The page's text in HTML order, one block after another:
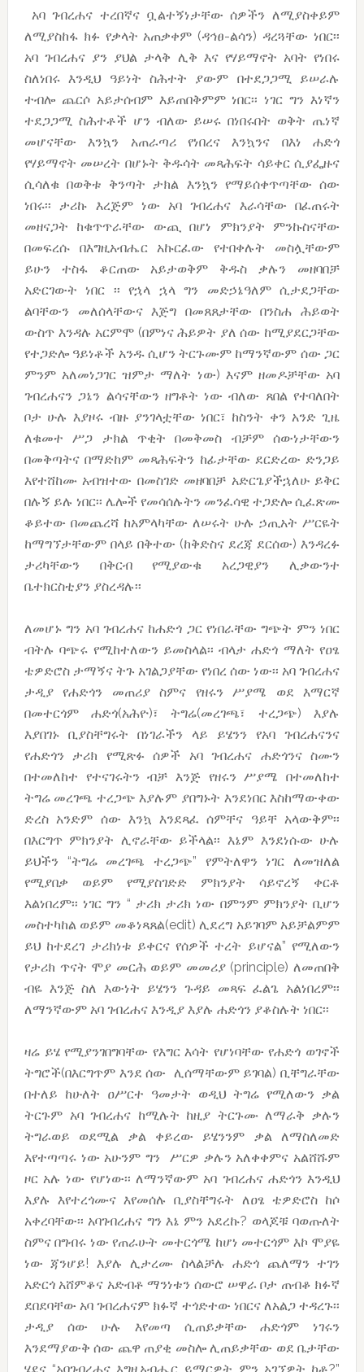
አባ ገብረሐና ተረበኛና ቧልተኝነታቸው ሰዎችን ለሚያስቀይም
ለሚያስከፋ ክፉ የቃላት አጠቃቀም (ዳኅፀ-ልሳን) ዳረጓቸው ነበር፡፡
አባ ገብረሐና ያን ያህል ታላቅ ሊቅ እና የሃይማኖት አባት የነበሩ
ስለነበሩ እንዲህ ዓይነት ስሕተት ያውም በተደጋጋሚ ይሠራሉ
ተብሎ ጨርሶ አይታሰብም እይጠበቅምም ነበር፡፡ ነገር ግን እነኛን
ተደጋጋሚ ስሕተቶች ሆን ብለው ይሠሩ በነበሩበት ወቅት ጤነኛ
መሆናቸው እንኳን አጠራጣሪ የነበረና እንኳንና በእነ ሐድጎ
የሃይማኖት መሠረት በሆኑት ቅዱሳት መጻሕፍት ሳይቀር ሲያፌዙና
ሲሳለቁ በወቅቱ ቅንጣት ታክል እንኳን የማይሰቀጥጣቸው ሰው
ነበሩ፡፡ ታሪኩ እረጅም ነው አባ ገብረሐና እራሳቸው በፈጠሩት
መዘናጋት ከቁጥጥራቸው ውጪ በሆነ ምክንያት ምንኩስናቸው
በመፍረሱ በእግዚአብሔር አኩርፈው የተበቀሉት መስሏቸውም
ይሁን ተስፋ ቆርጠው አይታወቅም ቅዱስ ቃሉን መዘባበቻ
አድርገውት ነበር ፡፡ የኋላ ኋላ ግን መድኃኔዓለም ሲታደጋቸው
ልባቸውን መለሰላቸውና እጅግ በመጸጸታቸው በንስሐ ሕይወት
ውስጥ እንዳሉ አርምሞ (በምነና ሕይዎት ያለ ሰው ከሚያደርጋቸው
የተጋድሎ ዓይነቶች አንዱ ሲሆን ትርጉሙም ከማንኛውም ሰው ጋር
ምንም አለመነጋገር ዝምታ ማለት ነው) እናም ዘመዶቻቸው አባ
ገብረሐናን ጋኔን ልሳናቸውን ዘግቶት ነው ብለው ጸበል የተባለበት
ቦታ ሁሉ እያዞሩ ብዙ ያንገላቷቸው ነበር፣ ከስንት ቀን አንድ ጊዜ
ለቁመተ ሥጋ ታክል ጥቂት በመቅመስ ብቻም ሰውነታቸውን
በመቅጣትና በማድከም መጻሕፍትን ከፊታቸው ደርድረው ድንጋይ
እየተሸከሙ አብዝተው በመስገድ መዘባበቻ አድርጌያችኋለሁ ይቅር
በሉኝ ይሉ ነበር፡፡ ሌሎች የመሳሰሉትን መንፈሳዊ ተጋድሎ ሲፈጽሙ
ቆይተው በመጨረሻ ከአምላካቸው ለሠሩት ሁሉ ኃጢአት ሥርዬት
ከማግኘታቸውም በላይ በቅተው (ከቅድስና ደረጃ ደርሰው) እንዳረፉ
ታሪካቸውን በቅርብ የሚያውቁ አረጋዊያን ሊቃውንተ
ቤተክርስቲያን ያስረዳሉ፡፡
ለመሆኑ ግን አባ ገብረሐና ከሐድጎ ጋር የነበራቸው ግጭት ምን ነበር
ብትሉ ባጭሩ የሚከተለውን ይመስላል፡፡ ብላታ ሐድጎ ማለት የዐፄ
ቴዎድሮስ ታማኝና ትጉ አገልጋያቸው የነበረ ሰው ነው፡፡ አባ ገብረሐና
ታዲያ የሐድጎን መጠሪያ ስምና የዘሩን ሥያሜ ወደ እማርኛ
በመተርጎም ሐድጎ(አሕዮ)፣ ትግሬ(መረገጫ፣ ተረጋጭ) እያሉ
እያበገኑ ቢያስቸግሩት በነገራችን ላይ ይሄንን የአባ ገብረሐናንና
የሐድጎን ታሪክ የሚጽፉ ሰዎች አባ ገብረሐና ሐድጎንና ስሙን
በተመለከተ የተናገሩትን ብቻ እንጅ የዘሩን ሥያሜ በተመለከተ
ትግሬ መረገጫ ተረጋጭ እያሉም ያበግኑት እንደነበር እስከማውቀው
ድረስ አንድም ሰው እንኳ እንደጻፈ ሰምቸና ዓይቸ አላውቅም፡፡
በእርግጥ ምክንያት ሊኖራቸው ይችላል፡፡ እኔም እንደነሱው ሁሉ
ይህችን “ትግሬ መረገጫ ተረጋጭ” የምትለዋን ነገር ለመዝለል
የሚያበቃ ወይም የሚያስገድድ ምክንያት ሳይኖረኝ ቀርቶ
እልነበረም፡፡ ነገር ግን “ ታሪክ ታሪክ ነው በምንም ምክንያት ቢሆን
መስተካከል ወይም መቆነጻጸል(edit) ሊደረግ አይገባም አይቻልምም
ይህ ከተደረገ ታሪክነቱ ይቀርና የሰዎች ተረት ይሆናል” የሚለውን
የታሪክ ጥናት ሞያ መርሕ ወይም መመሪያ (principle) ለመጠበቅ
ብዬ እንጅ ስለ እውነት ይሄንን ጉዳይ መጻፍ ፈልጌ አልነበረም፡፡
ለማንኛውም አባ ገብረሐና እንዲያ እያሉ ሐድጎን ያቆስሉት ነበር፡፡
ዛሬ ይሄ የሚያንገበግባቸው የእግር እሳት የሆነባቸው የሐድጎ ወገኖች
ትግሮች(በእርግጥም እንደ ሰው ሊሰማቸውም ይገባል) ቢቸግራቸው
በተለይ ከሁለት ዐሥርተ ዓመታት ወዲህ ትግሬ የሚለውን ቃል
ትርጉም አባ ገብረሐና ከሚሉት ከዚያ ትርጉሙ ለማራቅ ቃሉን
ትግራወይ ወደሚል ቃል ቀይረው ይሄንንም ቃል ለማስለመድ
እየተጣጣሩ ነው አሁንም ግን ሥርዎ ቃሉን አለቀቀምና አልሸሹም
ዞር አሉ ነው የሆነው፡፡ ለማንኛውም አባ ገብረሐና ሐድጎን እንዲህ
እያሉ እየተረጎሙና እየመሰሉ ቢያስቸግሩት ለዐፄ ቴዎድሮስ ከሶ
አቀረባቸው፡፡ አባገብረሐና ግን እኔ ምን አደረኩ? ወላጆቹ ባወጡለት
ስምና በግብሩ ነው የጠራሁት መተርጎሜ ከሆነ መተርጎም እኮ ሞያዬ
ነው ጃንሆይ! እያሉ ሊታረሙ ስላልቻሉ ሐድጎ ጨለማን ተገን
አድርጎ አሸምቆና አድብቶ ማንነቱን ሰውሮ ሠዋራ ቦታ ጠብቆ ክፉኛ
ደበደባቸው አባ ገብረሐናም ክፉኛ ተጎድተው ነበርና ለአልጋ ተዳረጉ፡፡
ታዲያ ሰው ሁሉ እየመጣ ሲጠይቃቸው ሐድጎም ነገሩን
እንደማያውቅ ሰው ጨዋ ጠያቂ መስሎ ሊጠይቃቸው ወደ ቤታቸው